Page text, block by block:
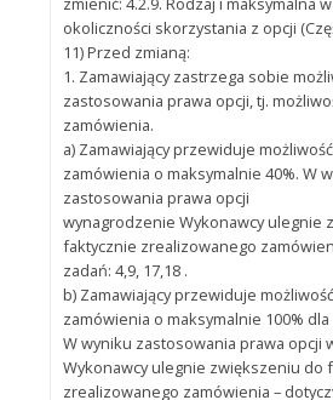
okoliczności skorzystania z opcji
11) Przed zmianą:
1. Zamawiający zastrzega sobie
zastosowania prawa opcji, tj.
zamówienia.
a) Zamawiający przewiduje
zamówienia o maksymalnie 40%. W
zastosowania prawa opcji
wynagrodzenie Wykonawcy ulegnie
faktycznie zrealizowanego
zadań: 4,9, 17,18 .
b) Zamawiający przewiduje
zamówienia o maksymalnie 100%
W wyniku zastosowania prawa opcji
Wykonawcy ulegnie zwiększeniu do
zrealizowanego zamówienia –